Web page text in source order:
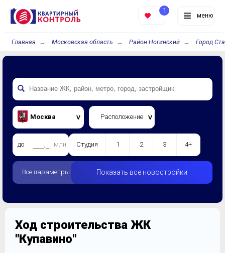
меню
1
Главная Московская область Район Ногинский Город
Москва Расположение
до млн. Студия 1 2 3 4+
Все параметры Показать все новостройки
Ход строительства ЖК
"Купавино"